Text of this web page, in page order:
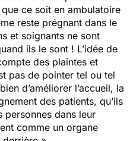
ce soit en ambulatoire
reste prégnant dans le
et soignants ne sont
ils le sont ! L’idée de
des plaintes et
pas de pointer tel ou tel
d’améliorer l’accueil, la
des patients, qu’ils
personnes dans leur
comme un organe